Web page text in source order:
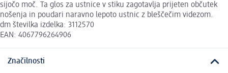
sijočo moč. Ta glos za ustnice v stiku zagotavlja prijeten občutek
nošenja in poudari naravno lepoto ustnic z bleščečim videzom.
dm številka izdelka: 3112570
EAN: 4067796264906
Značilnosti